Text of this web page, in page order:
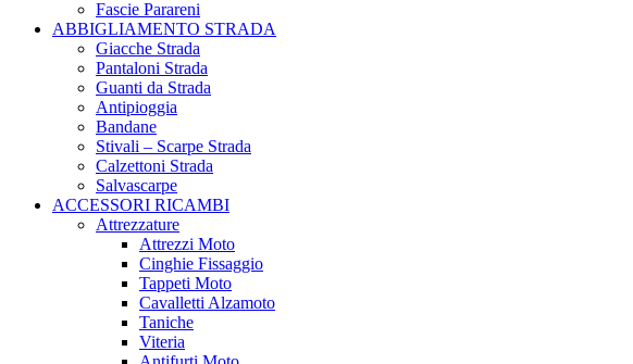
Fascie Parareni
ABBIGLIAMENTO STRADA
Giacche Strada
Pantaloni Strada
Guanti da Strada
Antipioggia
Bandane
Stivali – Scarpe Strada
Calzettoni Strada
Salvascarpe
ACCESSORI RICAMBI
Attrezzature
Attrezzi Moto
Cinghie Fissaggio
Tappeti Moto
Cavalletti Alzamoto
Taniche
Viteria